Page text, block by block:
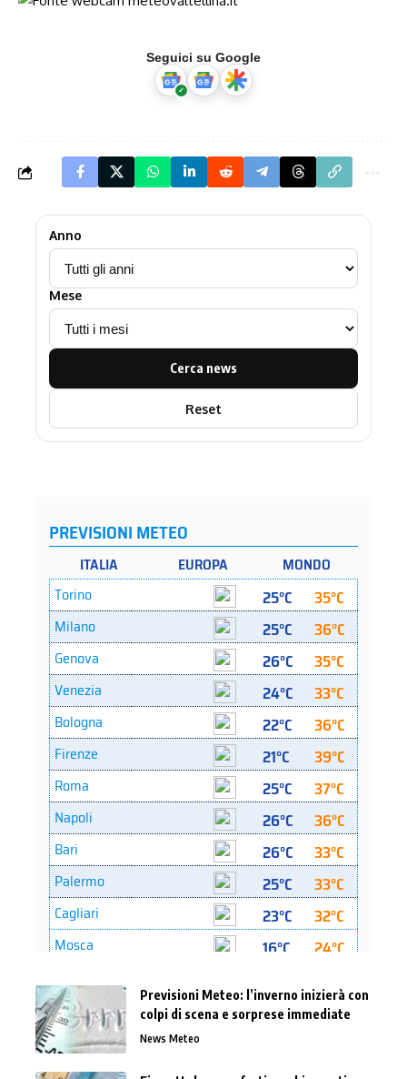
Seguici su Google
Anno
Mese
Cerca news
Reset
Previsioni Meteo: l’inverno inizierà con
colpi di scena e sorprese immediate
News Meteo